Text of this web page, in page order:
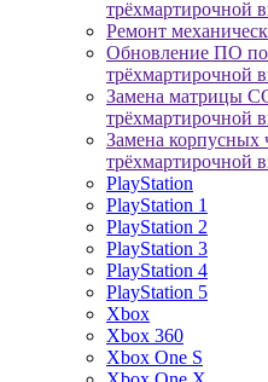
трёхмартирочной
Ремонт
Обновление ПО
трёхмартирочной
Замена матрицы
трёхмартирочной
Замена корпусных
трёхмартирочной
PlayStation
PlayStation 1
PlayStation 2
PlayStation 3
PlayStation 4
PlayStation 5
Xbox
Xbox 360
Xbox One S